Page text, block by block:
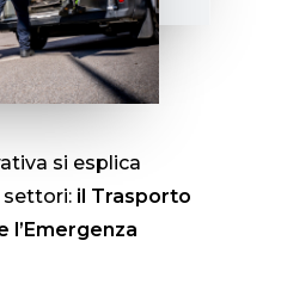
si esplica
settori: il Trasporto
l’Emergenza